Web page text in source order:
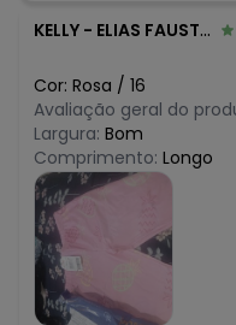
KELLY - ELIAS FAUSTO - SP
Cor: Rosa / 16
Avaliação geral do
Largura: Bom
Comprimento: Longo